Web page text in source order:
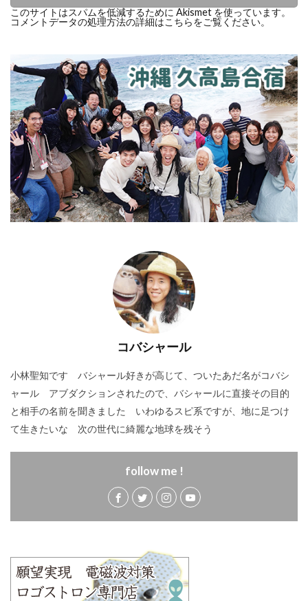
このサイトはスパムを低減するために Akismet を使っています。
コメントデータの処理方法の詳細はこちらをご覧ください。
コバシャール
小林聖知です バシャール好きが高じて、ついたあだ名がコバシ
ャール アブダクションされたので、バシャールに直接その目的
と相手の名前を聞きました いわゆるスピ系ですが、地に足つけ
て生きたいな 次の世代に綺麗な地球を残そう
follow me !